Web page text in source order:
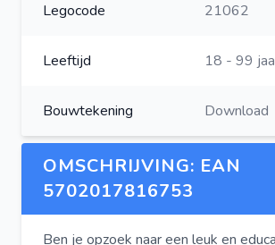
Legocode 21062
Leeftijd 18 - 99
Bouwtekening Download
OMSCHRIJVING: EAN
5702017816753
Ben je opzoek naar een leuk en